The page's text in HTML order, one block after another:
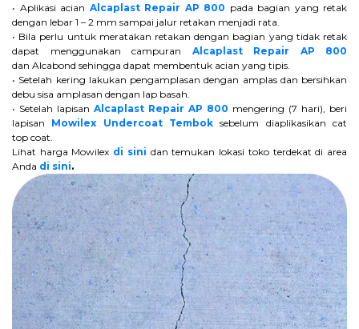
• Aplikasi acian Alcaplast Repair AP 800 pada bagian yang retak
dengan lebar 1 – 2 mm sampai jalur retakan menjadi rata.
• Bila perlu untuk meratakan retakan dengan bagian yang tidak retak
dapat menggunakan campuran Alcaplast Repair AP 800
dan Alcabond sehingga dapat membentuk acian yang tipis.
• Setelah kering lakukan pengamplasan dengan amplas dan bersihkan
debu sisa amplasan dengan lap basah.
• Setelah lapisan Alcaplast Repair AP 800 mengering (7 hari), beri
lapisan Mowilex Undercoat Tembok sebelum diaplikasikan cat
top coat.
Lihat harga Mowilex di sini dan temukan lokasi toko terdekat di area
Anda di sini.